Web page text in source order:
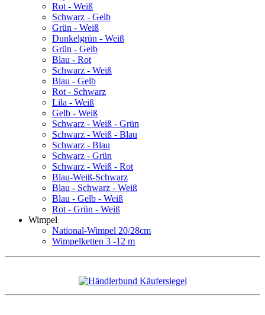
Rot - Weiß
Schwarz - Gelb
Grün - Weiß
Dunkelgrün - Weiß
Grün - Gelb
Blau - Rot
Schwarz - Weiß
Blau - Gelb
Rot - Schwarz
Lila - Weiß
Gelb - Weiß
Schwarz - Weiß - Grün
Schwarz - Weiß - Blau
Schwarz - Blau
Schwarz - Grün
Schwarz - Weiß - Rot
Blau-Weiß-Schwarz
Blau - Schwarz - Weiß
Blau - Gelb - Weiß
Rot - Grün - Weiß
Wimpel
National-Wimpel 20/28cm
Wimpelketten 3 -12 m